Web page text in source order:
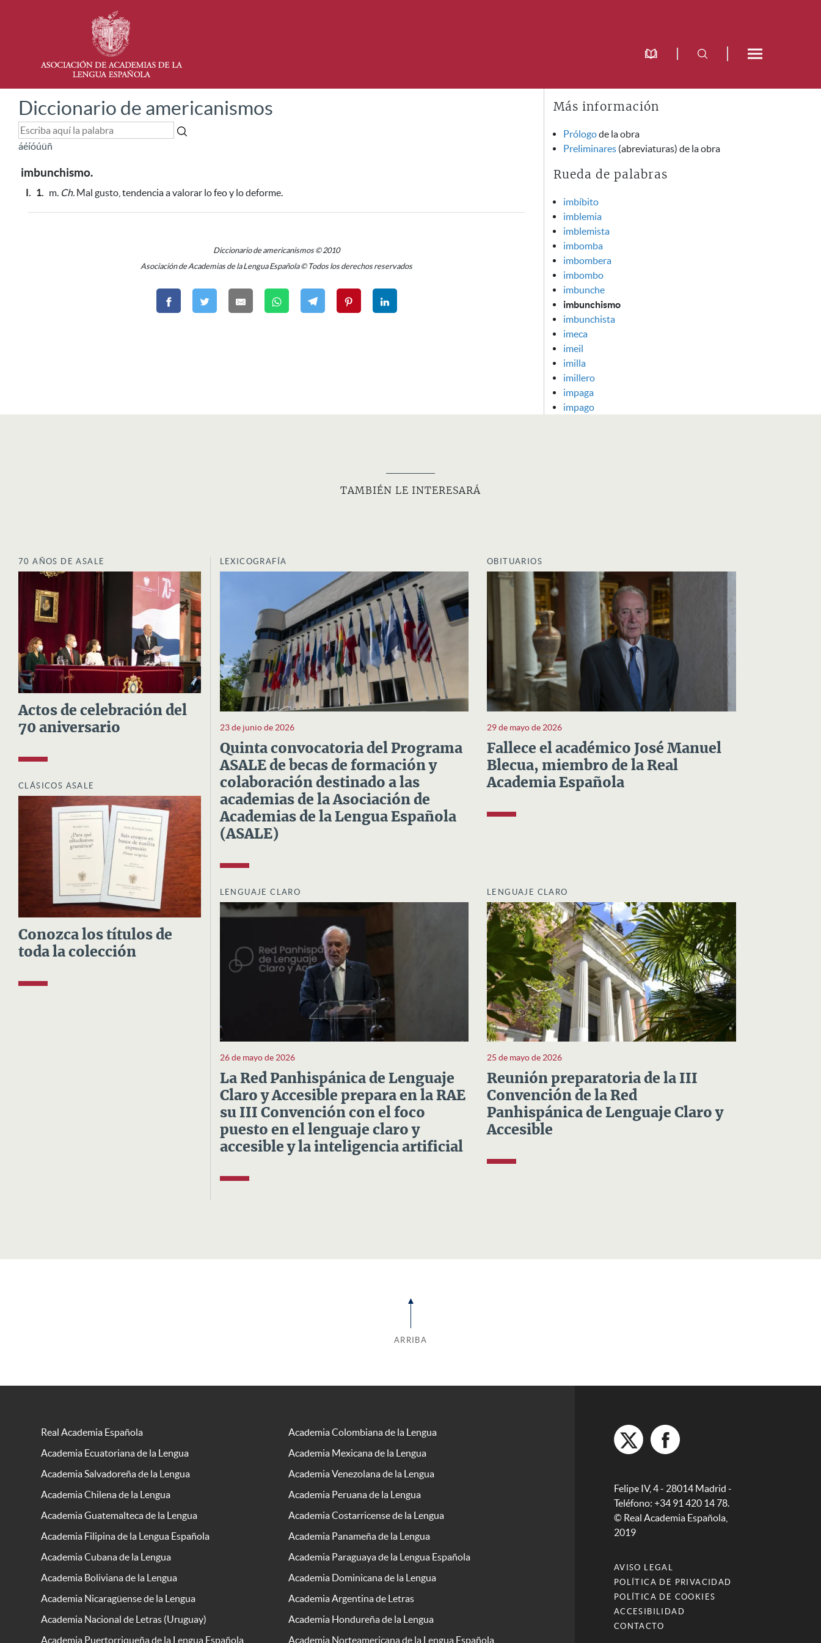
Diccionario de americanismos
áéíóúüñ
imbunchismo.
I. 1. m. Ch. Mal gusto, tendencia a valorar lo feo y lo deforme.
Diccionario de americanismos © 2010
Asociación de Academias de la Lengua Española © Todos los derechos reservados
Más información
Prólogode la obra
Preliminares (abreviaturas) de la obra
Rueda de palabras
imbíbito
imblemia
imblemista
imbomba
imbombera
imbombo
imbunche
imbunchismo
imbunchista
imeca
imeil
imilla
imillero
impaga
impago
TAMBIÉN LE INTERESARÁ
70 AÑOS DE ASALE
Actos de celebración del
70 aniversario
CLÁSICOS ASALE
Conozca los títulos de
toda la colección
LEXICOGRAFÍA
23 de junio de 2026
Quinta convocatoria del Programa
ASALE de becas de formación y
colaboración destinado a las
academias de la Asociación de
Academias de la Lengua Española
(ASALE)
OBITUARIOS
29 de mayo de 2026
Fallece el académico José Manuel
Blecua, miembro de la Real
Academia Española
LENGUAJE CLARO
26 de mayo de 2026
La Red Panhispánica de Lenguaje
Claro y Accesible prepara en la RAE
su III Convención con el foco
puesto en el lenguaje claro y
accesible y la inteligencia artificial
LENGUAJE CLARO
25 de mayo de 2026
Reunión preparatoria de la III
Convención de la Red
Panhispánica de Lenguaje Claro y
Accesible
ARRIBA
Real Academia Española
Academia Colombiana de la Lengua
Academia Ecuatoriana de la Lengua
Academia Mexicana de la Lengua
Academia Salvadoreña de la Lengua
Academia Venezolana de la Lengua
Academia Chilena de la Lengua
Academia Peruana de la Lengua
Academia Guatemalteca de la Lengua
Academia Costarricense de la Lengua
Academia Filipina de la Lengua Española
Academia Panameña de la Lengua
Academia Cubana de la Lengua
Academia Paraguaya de la Lengua Española
Academia Boliviana de la Lengua
Academia Dominicana de la Lengua
Academia Nicaragüense de la Lengua
Academia Argentina de Letras
Academia Nacional de Letras (Uruguay)
Academia Hondureña de la Lengua
Academia Puertorriqueña de la Lengua Española
Academia Norteamericana de la Lengua Española
Felipe IV, 4 - 28014 Madrid -
Teléfono: +34 91 420 14 78.
© Real Academia Española,
2019
AVISO LEGAL
POLÍTICA DE PRIVACIDAD
POLÍTICA DE COOKIES
ACCESIBILIDAD
CONTACTO